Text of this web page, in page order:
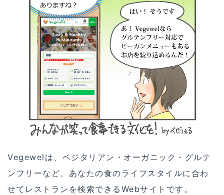
Vegewelは、ベジタリアン・オーガニック・グルテ
ンフリーなど、あなたの食のライフスタイルに合わ
せてレストランを検索できるWebサイトです。